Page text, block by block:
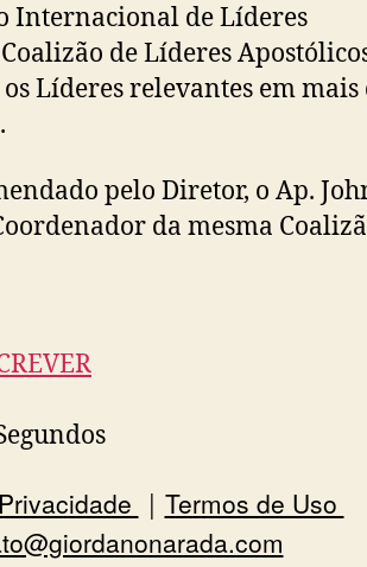
Internacional de Líderes
de Líderes
Líderes relevantes em mais
pelo Diretor, o Ap.
da mesma
Termos de Uso